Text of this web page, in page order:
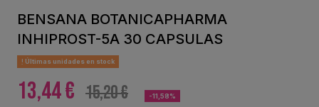
BENSANA BOTANICAPHARMA
INHIPROST-5A 30 CAPSULAS
Últimas unidades en stock
13,44 € 15,20 € -11,58%